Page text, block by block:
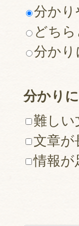
分かり
どち
分かり
分かり
難しい
文章が
情報が